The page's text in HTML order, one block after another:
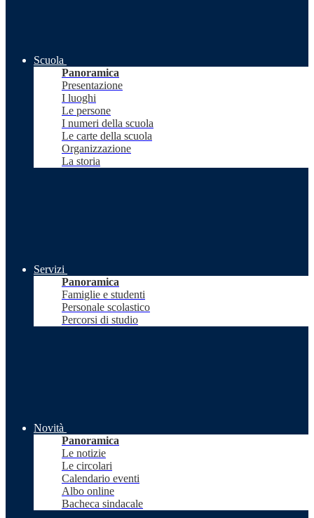
Scuola
Panoramica
Presentazione
I luoghi
Le persone
I numeri della scuola
Le carte della scuola
Organizzazione
La storia
Servizi
Panoramica
Famiglie e studenti
Personale scolastico
Percorsi di studio
Novità
Panoramica
Le notizie
Le circolari
Calendario eventi
Albo online
Bacheca sindacale